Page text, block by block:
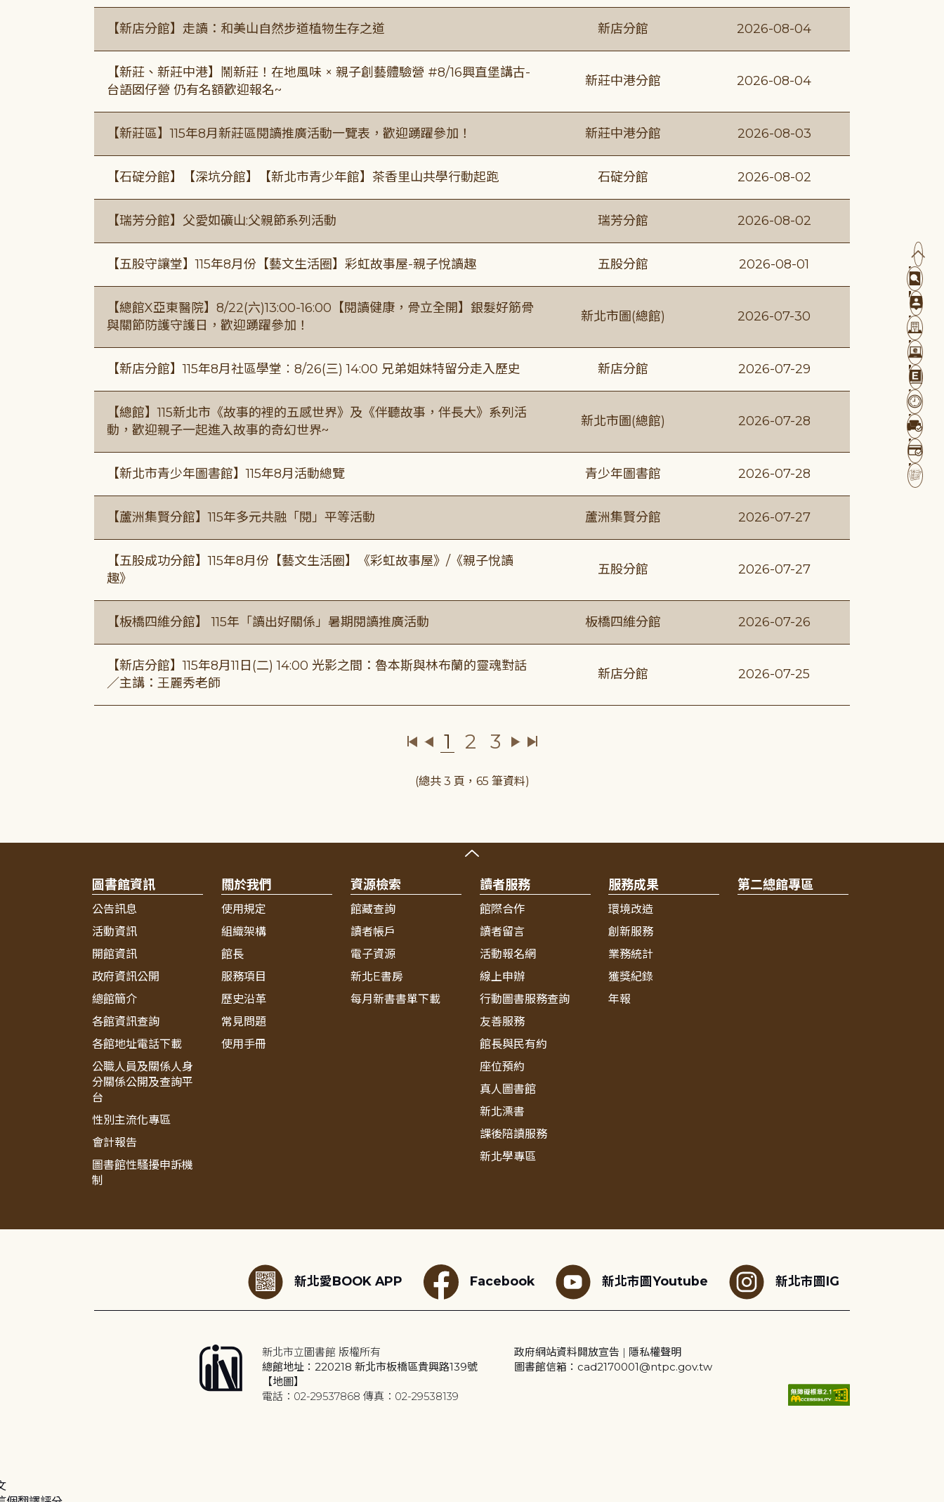
【新店分館】走讀：和美山自然步道植物生存之道 新店分館 2026-08-04
【新莊、新莊中港】鬧新莊！在地風味 × 親子創藝體驗營 #8/16興直堡講古-
台語囡仔營 仍有名額歡迎報名~
新莊中港分館 2026-08-04
【新莊區】115年8月新莊區閱讀推廣活動一覽表，歡迎踴躍參加！ 新莊中港分館 2026-08-03
【石碇分館】【深坑分館】【新北市青少年館】茶香里山共學行動起跑 石碇分館 2026-08-02
【瑞芳分館】父愛如礦山:父親節系列活動 瑞芳分館 2026-08-02
【五股守讓堂】115年8月份【藝文生活圈】彩虹故事屋-親子悅讀趣 五股分館 2026-08-01
【總館X亞東醫院】8/22(六)13:00-16:00【閱讀健康，骨立全開】銀髮好筋骨
與關節防護守護日，歡迎踴躍參加！
新北市圖(總館) 2026-07-30
【新店分館】115年8月社區學堂︰8/26(三) 14:00 兄弟姐妹特留分走入歷史 新店分館 2026-07-29
【總館】115新北市《故事的裡的五感世界》及《伴聽故事，伴長大》系列活
動，歡迎親子一起進入故事的奇幻世界~
新北市圖(總館) 2026-07-28
【新北市青少年圖書館】115年8月活動總覽 青少年圖書館 2026-07-28
【蘆洲集賢分館】115年多元共融「閱」平等活動 蘆洲集賢分館 2026-07-27
【五股成功分館】115年8月份【藝文生活圈】《彩虹故事屋》/《親子悅讀
趣》
五股分館 2026-07-27
【板橋四維分館】 115年「讀出好關係」暑期閱讀推廣活動 板橋四維分館 2026-07-26
【新店分館】115年8月11日(二) 14:00 光影之間：魯本斯與林布蘭的靈魂對話
／主講：王麗秀老師
新店分館 2026-07-25
1 2 3
(總共 3 頁，65 筆資料)
圖書館資訊
公告訊息
活動資訊
開館資訊
政府資訊公開
總館簡介
各館資訊查詢
各館地址電話下載
公職人員及關係人身
分關係公開及查詢平
台
性別主流化專區
會計報告
圖書館性騷擾申訴機
制
關於我們
使用規定
組織架構
館長
服務項目
歷史沿革
常見問題
使用手冊
資源檢索
館藏查詢
讀者帳戶
電子資源
新北E書房
每月新書書單下載
讀者服務
館際合作
讀者留言
活動報名網
線上申辦
行動圖書服務查詢
友善服務
館長與民有約
座位預約
真人圖書館
新北漂書
課後陪讀服務
新北學專區
服務成果
環境改造
創新服務
業務統計
獲獎紀錄
年報
第二總館專區
新北愛BOOK APP Facebook 新北市圖Youtube 新北市圖IG
新北市立圖書館 版權所有
總館地址：220218 新北市板橋區貴興路139號
【地圖】
電話：02-29537868 傳真：02-29538139
政府網站資料開放宣告 | 隱私權聲明
圖書館信箱：cad2170001@ntpc.gov.tw